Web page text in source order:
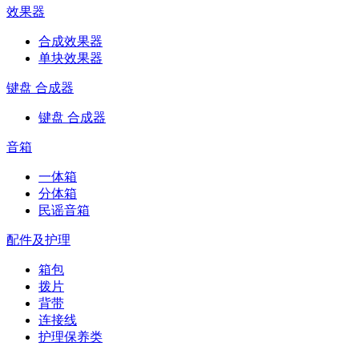
效果器
合成效果器
单块效果器
键盘 合成器
键盘 合成器
音箱
一体箱
分体箱
民谣音箱
配件及护理
箱包
拨片
背带
连接线
护理保养类